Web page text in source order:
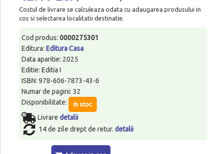
Costul de livrare se calculeaza odata cu adaugarea produsului in
cos si selectarea localitatii destinatie.
Cod produs: 0000275301
Editura: Editura Casa
Data aparitie: 2025
Editie: Editia I
ISBN: 978-606-7873-43-6
Numar de pagini: 32
Disponibilitate:
In stoc
Livrare detalii
14 de zile drept de retur. detalii